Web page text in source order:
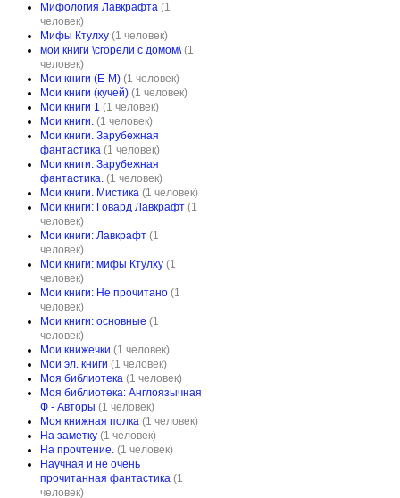
Мифология Лавкрафта (1
человек)
Мифы Ктулху (1 человек)
мои книги \сгорели с домом\ (1
человек)
Мои книги (Е-М) (1 человек)
Мои книги (кучей) (1 человек)
Мои книги 1 (1 человек)
Мои книги. (1 человек)
Мои книги. Зарубежная
фантастика (1 человек)
Мои книги. Зарубежная
фантастика. (1 человек)
Мои книги. Мистика (1 человек)
Мои книги: Говард Лавкрафт (1
человек)
Мои книги: Лавкрафт (1
человек)
Мои книги: мифы Ктулху (1
человек)
Мои книги: Не прочитано (1
человек)
Мои книги: основные (1
человек)
Мои книжечки (1 человек)
Мои эл. книги (1 человек)
Моя библиотека (1 человек)
Моя библиотека: Англоязычная
Ф - Авторы (1 человек)
Моя книжная полка (1 человек)
На заметку (1 человек)
На прочтение. (1 человек)
Научная и не очень
прочитанная фантастика (1
человек)